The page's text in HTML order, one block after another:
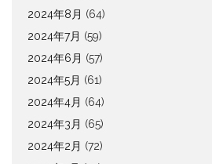
2024年8月 (64)
2024年7月 (59)
2024年6月 (57)
2024年5月 (61)
2024年4月 (64)
2024年3月 (65)
2024年2月 (72)